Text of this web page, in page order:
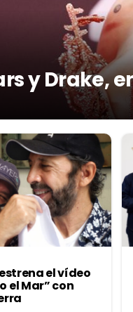
y Drake,
el vídeo
el Mar” con